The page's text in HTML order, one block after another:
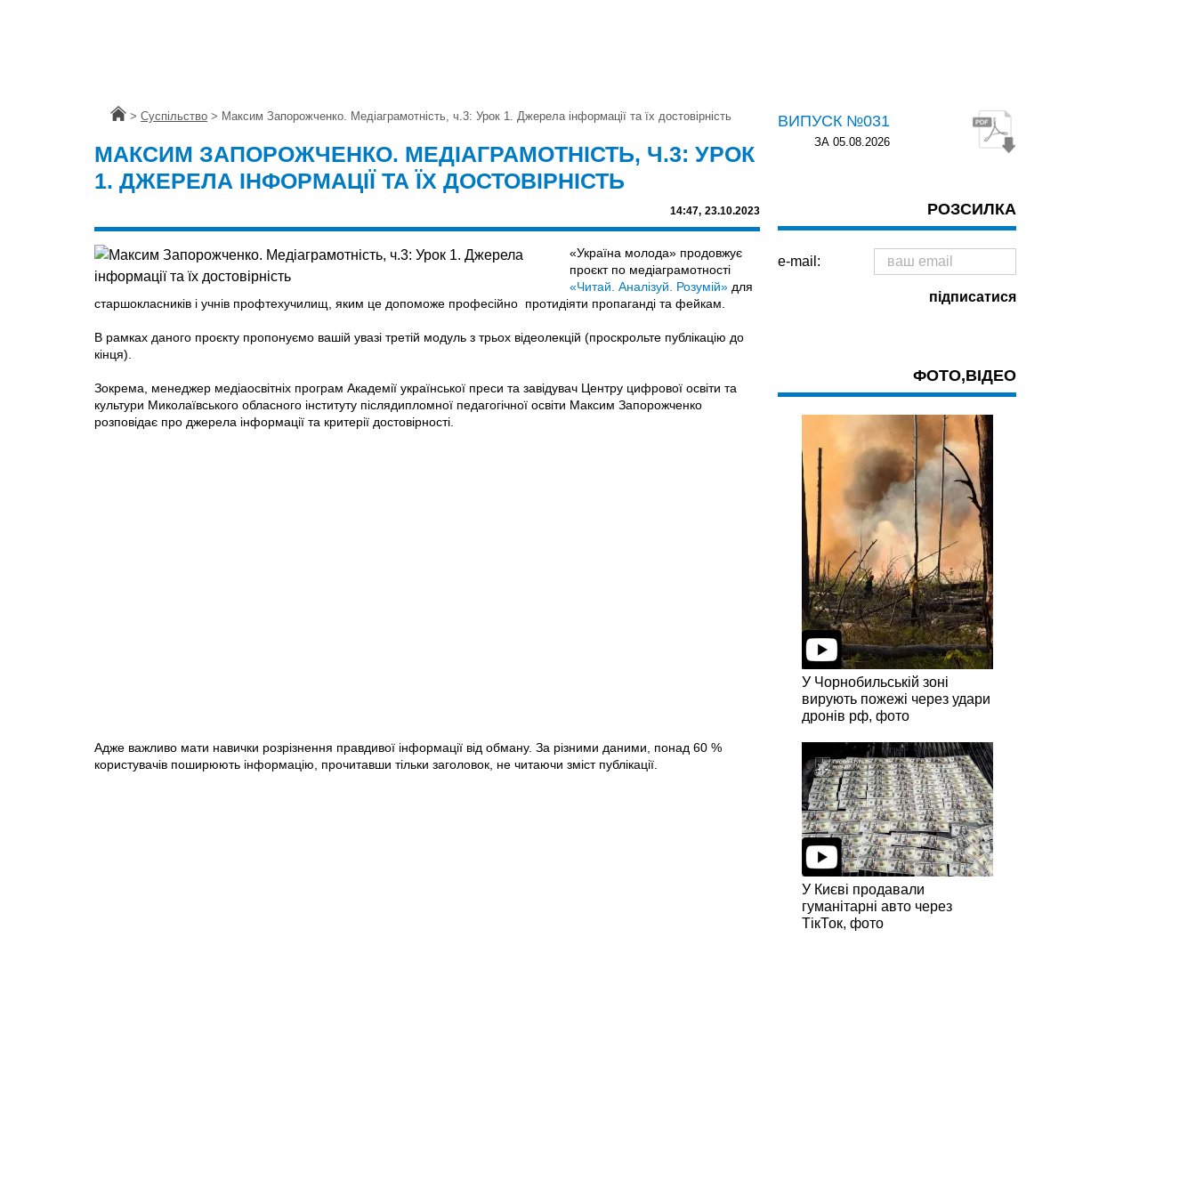
Головна
> Суспільство > Максим Запорожченко. Медіаграмотність, ч.3: Урок 1. Джерела інформації та їх достовірність
МАКСИМ ЗАПОРОЖЧЕНКО. МЕДІАГРАМОТНІСТЬ, Ч.3: УРОК
1. ДЖЕРЕЛА ІНФОРМАЦІЇ ТА ЇХ ДОСТОВІРНІСТЬ
14:47, 23.10.2023
«Україна молода» продовжує
проєкт по медіаграмотності
«Читай. Аналізуй. Розумій»для
старшокласників і учнів профтехучилищ, яким це допоможе професійно протидіяти пропаганді та фейкам.
В рамках даного проєкту пропонуємо вашій увазі третій модуль з трьох відеолекцій (проскрольте публікацію до
кінця).
Зокрема, менеджер медіаосвітніх програм Академії української преси та завідувач Центру цифрової освіти та
культури Миколаївського обласного інституту післядипломної педагогічної освіти Максим Запорожченко
розповідає про джерела інформації та критерії достовірності.
Адже важливо мати навички розрізнення правдивої інформації від обману. За різними даними, понад 60 %
користувачів поширюють інформацію, прочитавши тільки заголовок, не читаючи зміст публікації.
ВИПУСК №031
ЗА 05.08.2026
РОЗСИЛКА
e-mail:
ФОТО,ВІДЕО
У Чорнобильській зоні
вирують пожежі через удари
дронів рф, фото
У Києві продавали
гуманітарні авто через
ТікТок, фото